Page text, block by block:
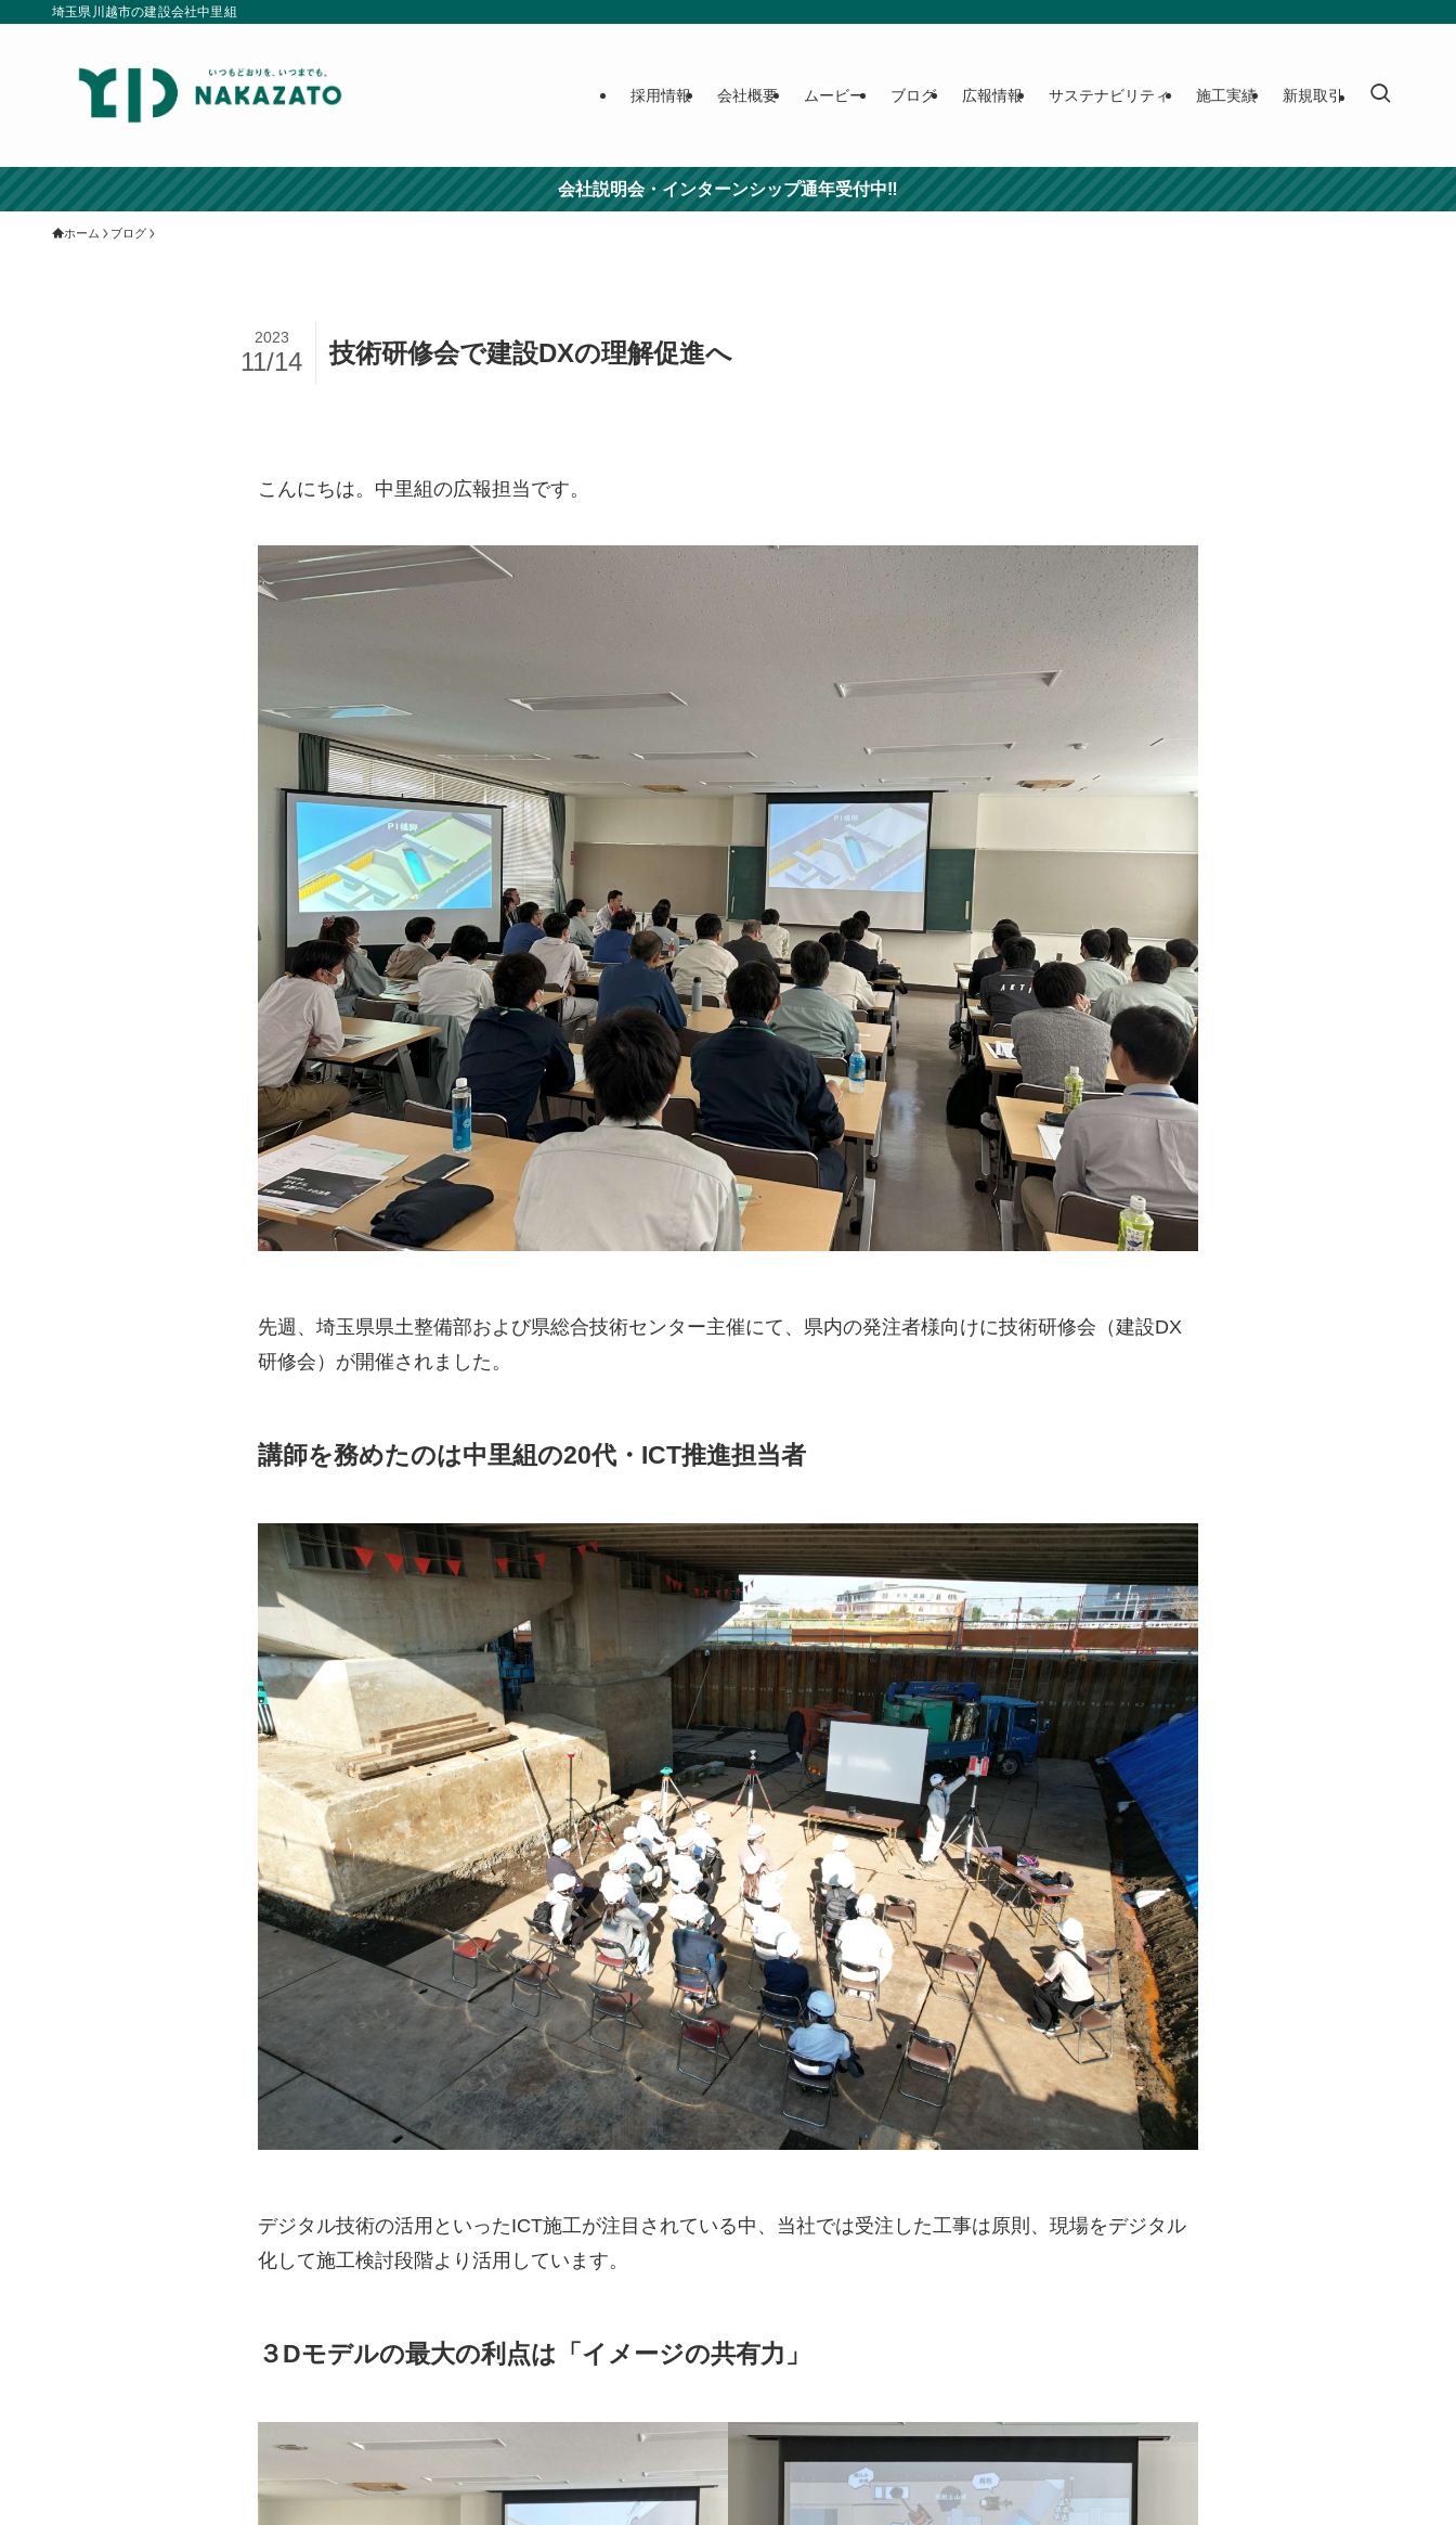
埼玉県川越市の建設会社中里組
採用情報 会社概要 ムービー ブログ 広報情報 サステナビリティ 施工実績 新規取引
会社説明会・インターンシップ通年受付中‼
ホーム ブログ
技術研修会で建設DXの理解促進へ
2023
11/14
こんにちは。中里組の広報担当です。
先週、埼玉県県土整備部および県総合技術センター主催にて、県内の発注者様向けに技術研修会（建設DX
研修会）が開催されました。
講師を務めたのは中里組の20代・ICT推進担当者
デジタル技術の活用といったICT施工が注目されている中、当社では受注した工事は原則、現場をデジタル
化して施工検討段階より活用しています。
３Dモデルの最大の利点は「イメージの共有力」